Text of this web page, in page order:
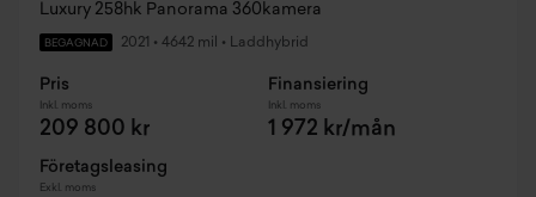
Luxury 258hk Panorama 360kamera
BEGAGNAD 2021 • 4642 mil • Laddhybrid
Pris
Inkl. moms
209 800 kr
Finansiering
Inkl. moms
1 972 kr/mån
Företagsleasing
Exkl. moms